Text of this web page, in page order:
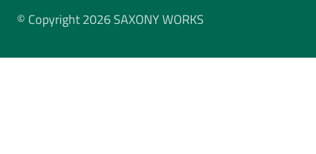
© Copyright 2026 SAXONY WORKS